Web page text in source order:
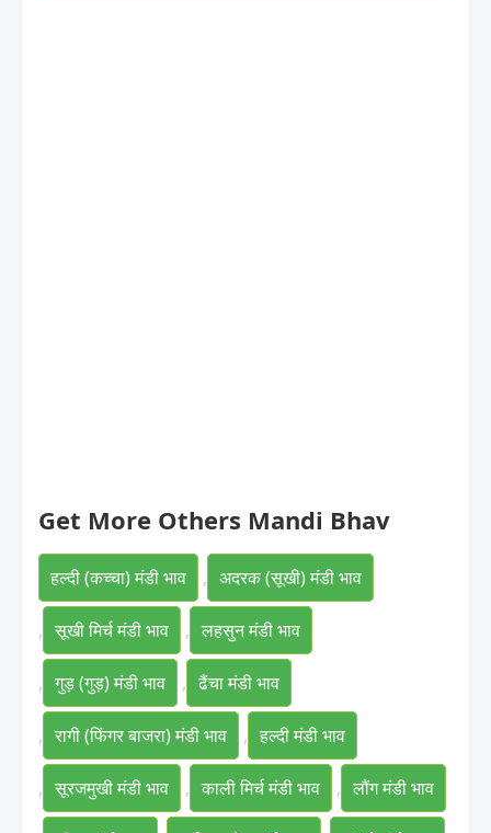
Get More Others Mandi Bhav
हल्दी (कच्चा) मंडी भाव , अदरक (सूखी) मंडी भाव
, सूखी मिर्च मंडी भाव , लहसुन मंडी भाव
, गुड़ (गुड़) मंडी भाव , ढैंचा मंडी भाव
, रागी (फिंगर बाजरा) मंडी भाव , हल्दी मंडी भाव
, सूरजमुखी मंडी भाव , काली मिर्च मंडी भाव , लौंग मंडी भाव